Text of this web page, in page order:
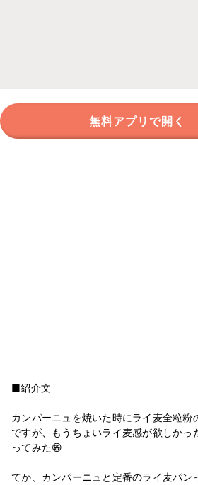
無料アプリで開く
■紹介文
カンパーニュを焼いた時にライ麦全粒粉
ですが、もうちょいライ麦感が欲しかっ
ってみた😁
てか、カンパーニュと定番のライ麦パン